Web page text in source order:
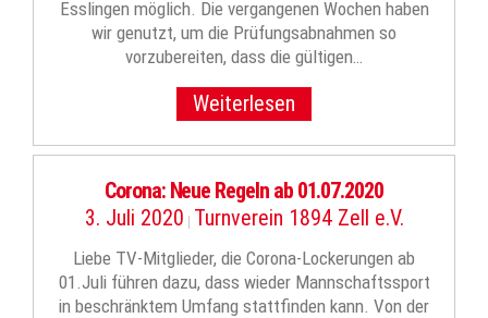
Esslingen möglich. Die vergangenen Wochen haben
wir genutzt, um die Prüfungsabnahmen so
vorzubereiten, dass die gültigen…
Weiterlesen
Corona: Neue Regeln ab 01.07.2020
3. Juli 2020 | Turnverein 1894 Zell e.V.
Liebe TV-Mitglieder, die Corona-Lockerungen ab
01.Juli führen dazu, dass wieder Mannschaftssport
in beschränktem Umfang stattfinden kann. Von der